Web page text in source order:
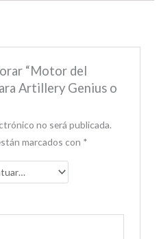
“Motor del
Artillery Genius o
no será publicada.
marcados con *